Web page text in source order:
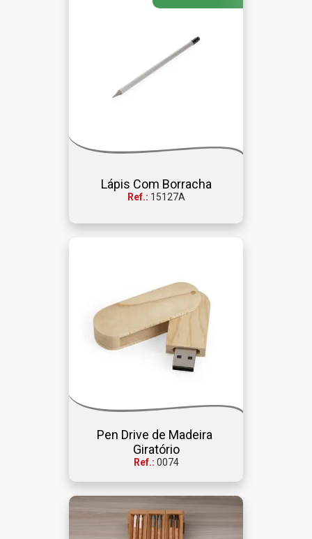
Lápis Com Borracha
Ref.: 15127A
Pen Drive de Madeira
Giratório
Ref.: 0074